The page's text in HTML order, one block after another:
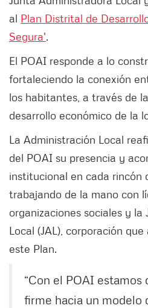
al Plan Distrital de
Segura'.
El POAI responde a lo
fortaleciendo la conexión
los habitantes, a través de
desarrollo económico de la
La Administración Local
del POAI su presencia y
institucional en cada rincón
trabajando de la mano con
organizaciones sociales y
Local (JAL), corporación
este Plan.
“Con el POAI estamos
firme hacia un modelo